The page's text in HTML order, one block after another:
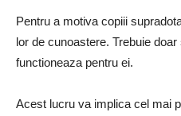
Pentru a motiva copiii
lor de cunoastere. Trebuie
functioneaza pentru ei.
Acest lucru va implica cel mai